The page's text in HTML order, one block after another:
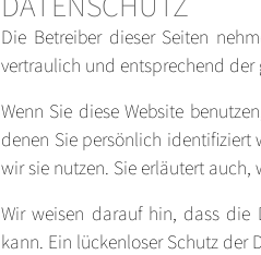
Die Betreiber dieser Seiten
vertraulich und entsprechend der
Wenn Sie diese Website
denen Sie persönlich identifiziert
wir sie nutzen. Sie erläutert
Wir weisen darauf hin, dass die
kann. Ein lückenloser Schutz der